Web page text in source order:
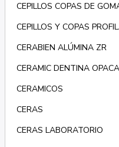
CEPILLOS COPAS DE
CEPILLOS Y COPAS
CERABIEN ALÚMINA ZR
CERAMIC DENTINA
CERAMICOS
CERAS
CERAS LABORATORIO